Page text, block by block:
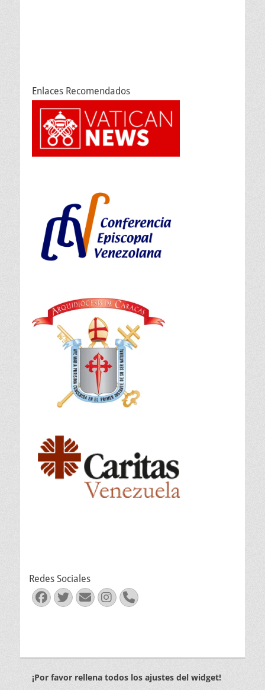
Enlaces Recomendados
Redes Sociales
Facebook
Twitter
Correo
electrónico
Instagram
Teléfono
¡Por favor rellena todos los ajustes del widget!